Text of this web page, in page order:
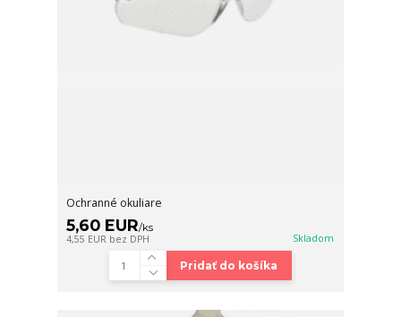
Ochranné okuliare
5,60 EUR/ks
4,55 EUR bez DPH Skladom
Pridať do košíka